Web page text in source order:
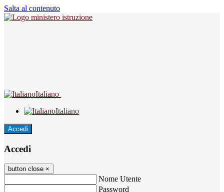
Salta al contenuto
Italiano
Italiano
Accedi
Accedi
button close ×
Nome Utente
Password